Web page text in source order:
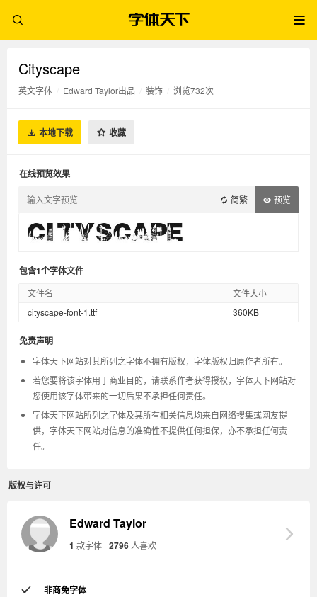
Cityscape
英文字体 Edward Taylor出品 装饰 浏览732次
本地下载 收藏
在线预览效果
简繁 预览
包含1个字体文件
文件名
文件大小
cityscape-font-1.ttf
360KB
免责声明
字体天下网站对其所列之字体不拥有版权，字体版权归原作者所有。
若您要将该字体用于商业目的，请联系作者获得授权，字体天下网站对
您使用该字体带来的一切后果不承担任何责任。
字体天下网站所列之字体及其所有相关信息均来自网络搜集或网友提
供，字体天下网站对信息的准确性不提供任何担保，亦不承担任何责
任。
版权与许可
Edward Taylor
1 款字体 2796 人喜欢
非商免字体